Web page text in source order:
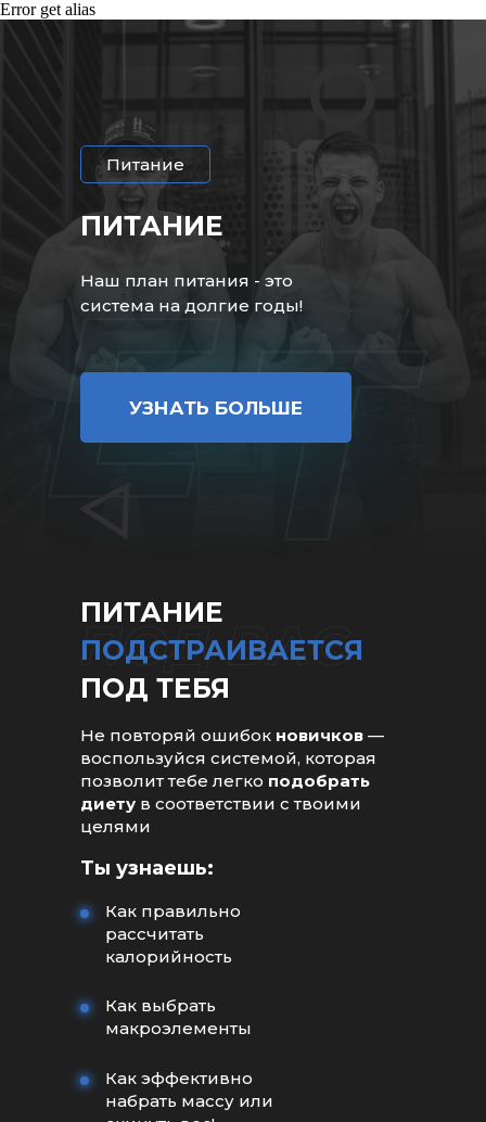
Error get alias
ПИТАНИЕ
Наш план питания - это
система на долгие годы!
УЗНАТЬ БОЛЬШЕ
Питание
Как эффективно
набрать массу или
Как правильно
рассчитать
калорийность
Как выбрать
макроэлементы
ПИТАНИЕ
ПОДСТРАИВАЕТСЯ
ПОД ТЕБЯ
Не повторяй ошибок новичков —
воспользуйся системой, которая
позволит тебе легко подобрать
диету в соответствии с твоими
целями
Ты узнаешь: